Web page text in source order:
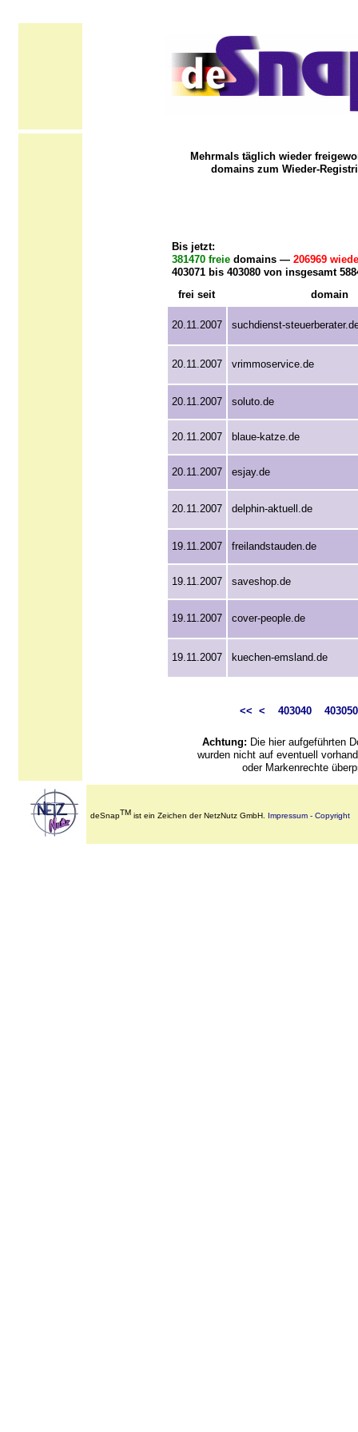
Mehrmals täglich wieder
domains zum Wieder-
Bis jetzt:
381470 freiedomains — 206969
403071 bis 403080 von insgesamt
frei seit
domain
20.11.2007 suchdienst-
20.11.2007 vrimmoservice.de
20.11.2007 soluto.de
20.11.2007 blaue-katze.de
20.11.2007 esjay.de
20.11.2007 delphin-aktuell.de
19.11.2007 freilandstauden.de
19.11.2007 saveshop.de
19.11.2007 cover-people.de
19.11.2007 kuechen-emsland.de
<< < 403040 403050
Achtung: Die hier aufgeführten
wurden nicht auf eventuell
oder Markenrechte
deSnapTM ist ein Zeichen der NetzNutz GmbH. Impressum - Copyright